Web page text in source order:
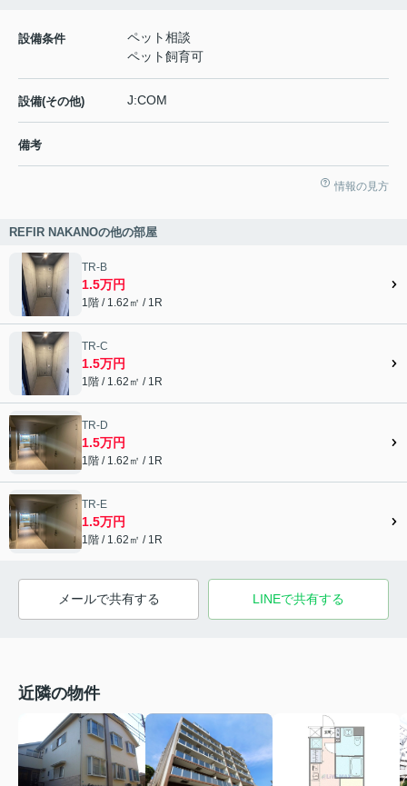
設備条件
ペット相談
ペット飼育可
設備(その他) J:COM
備考
情報の見方
REFIR NAKANOの他の部屋
TR-B
1.5万円
1階 / 1.62㎡ / 1R
TR-C
1.5万円
1階 / 1.62㎡ / 1R
TR-D
1.5万円
1階 / 1.62㎡ / 1R
TR-E
1.5万円
1階 / 1.62㎡ / 1R
メールで共有する LINEで共有する
近隣の物件